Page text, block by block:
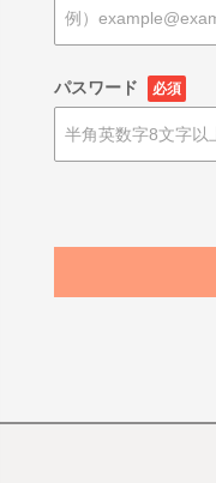
パスワード 必須